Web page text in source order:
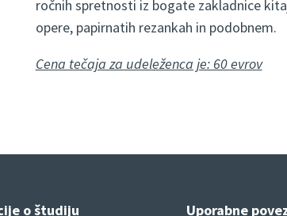
ročnih spretnosti iz bogate zakladnice
opere, papirnatih rezankah in podobnem.
Cena tečaja za udeleženca je: 60 evrov
o študiju Uporabne